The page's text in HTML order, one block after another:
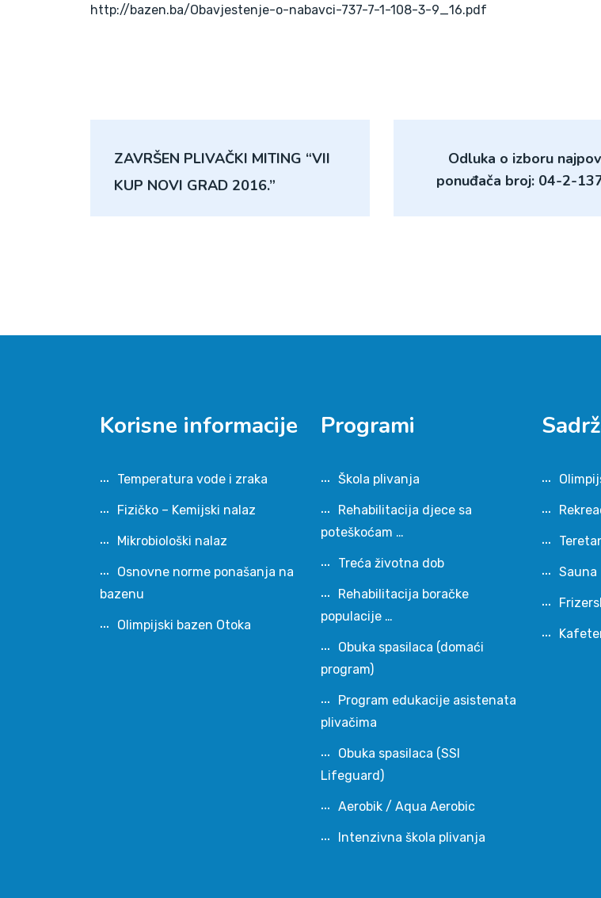
http://bazen.ba/Obavjestenje-o-nabavci-737-7-1-108-3-9_16.pdf
ZAVRŠEN PLIVAČKI MITING “VII
KUP NOVI GRAD 2016.”
Odluka o izboru
ponuđača broj: 04-2-
Korisne informacije
Temperatura vode i zraka
Fizičko – Kemijski nalaz
Mikrobiološki nalaz
Osnovne norme ponašanja na
bazenu
Olimpijski bazen Otoka
Programi
Škola plivanja
Rehabilitacija djece sa
poteškoćam …
Treća životna dob
Rehabilitacija boračke
populacije …
Obuka spasilaca (domaći
program)
Program edukacije asistenata
plivačima
Obuka spasilaca (SSI
Lifeguard)
Aerobik / Aqua Aerobic
Intenzivna škola plivanja
Sauna